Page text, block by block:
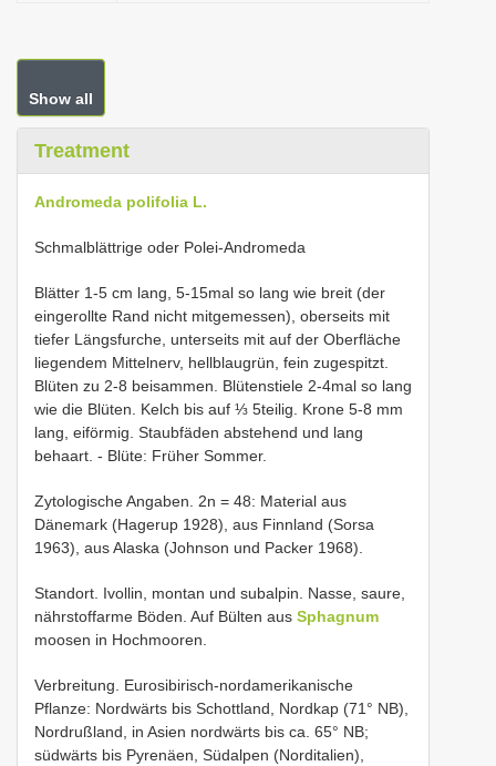
Show all
Treatment
Andromeda polifolia L.
Schmalblättrige oder Polei-Andromeda
Blätter 1-5 cm lang, 5-15mal so lang wie breit (der
eingerollte Rand nicht mitgemessen), oberseits mit
tiefer Längsfurche, unterseits mit auf der Oberfläche
liegendem Mittelnerv, hellblaugrün, fein zugespitzt.
Blüten zu 2-8 beisammen. Blütenstiele 2-4mal so lang
wie die Blüten. Kelch bis auf ⅓ 5teilig. Krone 5-8 mm
lang, eiförmig. Staubfäden abstehend und lang
behaart. - Blüte: Früher Sommer.
Zytologische Angaben. 2n = 48: Material aus
Dänemark (Hagerup 1928), aus Finnland (Sorsa
1963), aus Alaska (Johnson und Packer 1968).
Standort. Ivollin, montan und subalpin. Nasse, saure,
nährstoffarme Böden. Auf Bülten aus Sphagnum
moosen in Hochmooren.
Verbreitung. Eurosibirisch-nordamerikanische
Pflanze: Nordwärts bis Schottland, Nordkap (71° NB),
Nordrußland, in Asien nordwärts bis ca. 65° NB;
südwärts bis Pyrenäen, Südalpen (Norditalien),